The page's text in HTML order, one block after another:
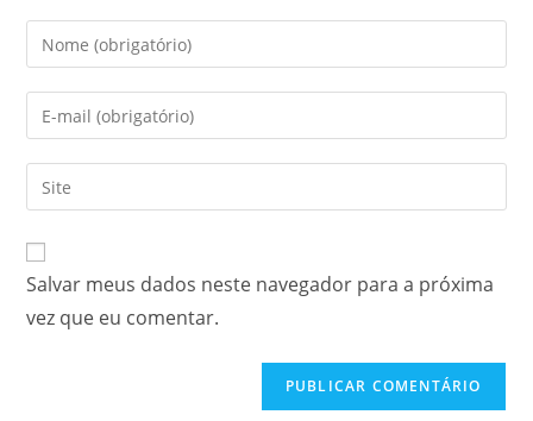
Salvar meus dados neste navegador para a próxima
vez que eu comentar.